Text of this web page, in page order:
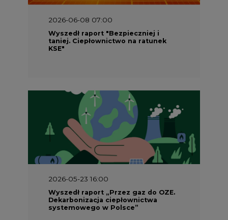
2026-06-08 07:00
Wyszedł raport "Bezpieczniej i
taniej. Ciepłownictwo na ratunek
KSE"
2026-05-23 16:00
Wyszedł raport „Przez gaz do OZE.
Dekarbonizacja ciepłownictwa
systemowego w Polsce”